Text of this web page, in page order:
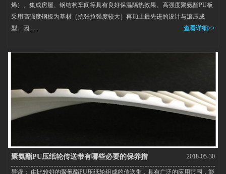
烯）、集成房屋、钢结构车间等具有良好保温隔热效果。高强度聚氨酯PU板
采用高强度钢板为基材（抗张拉强度较大）再加上最先进的设计与滚压成
型。因......
查看详细>>
聚氨酯PU压纸轮传送带有哪些必要的保养措 2018-05-30
导读： 由比较好的聚氨酯PU压纸轮组成的传送带，具有广泛的应用范围，能